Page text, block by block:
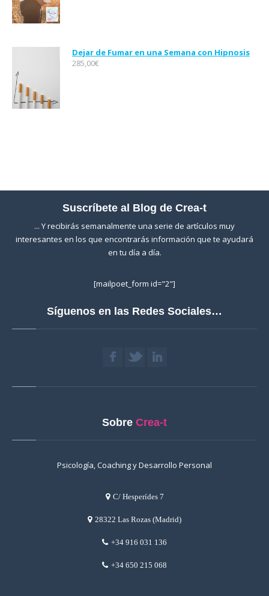
Dejar de Fumar en una Semana con Hipnosis
285,00€
Suscríbete al Blog de Crea-t
... Y recibirás semanalmente una serie de artículos muy
interesantes en los que encontrarás información que te ayudará
en tu día a día.
[mailpoet_form id="2"]
Síguenos en las Redes Sociales…
Sobre Crea-t
Psicología, Coaching y Desarrollo Personal
C/ Hesperídes 7
28322 Las Rozas (Madrid)
+34 916 031 136
+34 650 215 068